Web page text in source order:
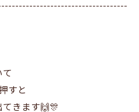
すと
きます🙌🎊